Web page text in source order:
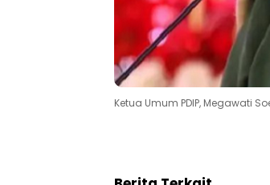
Ketua Umum PDIP, Megawati